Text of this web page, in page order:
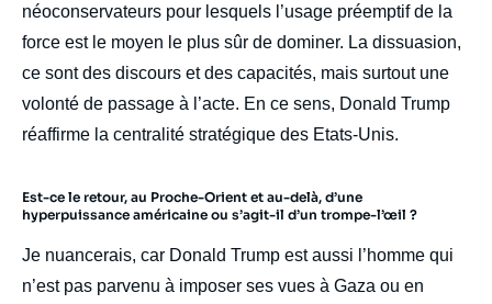
néoconservateurs pour lesquels l’usage préemptif de la
force est le moyen le plus sûr de dominer. La dissuasion,
ce sont des discours et des capacités, mais surtout une
volonté de passage à l’acte. En ce sens, Donald Trump
réaffirme la centralité stratégique des Etats-Unis.
Est-ce le retour, au Proche-Orient et au-delà, d’une
hyperpuissance américaine ou s’agit-il d’un trompe-l’œil ?
Je nuancerais, car Donald Trump est aussi l’homme qui
n’est pas parvenu à imposer ses vues à Gaza ou en